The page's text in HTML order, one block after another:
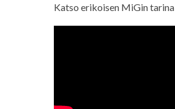
Katso erikoisen MiGin tarina